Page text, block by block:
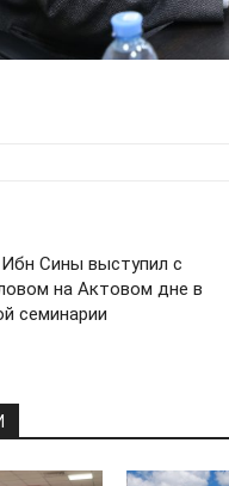
Сины выступил с
на Актовом дне в
семинарии